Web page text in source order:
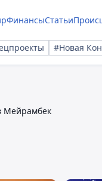
ФинансыСтатьи
#Новая
Мейрамбек